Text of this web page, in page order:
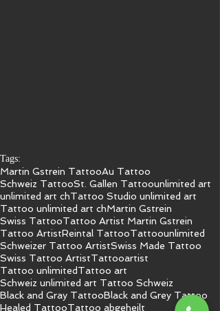
Tags:
Martin Gstrein TattooAu Tattoo
Schweiz TattooSt. Gallen Tattoounlimited art
unlimited art chTattoo Studio unlimited art
Tattoo unlimited art chMartin Gstrein
Swiss TattooTattoo Artist Martin Gstrein
Tattoo ArtistReintal TattooTattoounlimited
Schweizer Tattoo ArtistSwiss Made Tattoo
Swiss Tattoo ArtistTattooartist
Tattoo unlimitedTattoo art
Schweiz unlimited art Tattoo Schweiz
Black and Gray TattooBlack and Grey Tattoo
Healed TattooTattoo abgeheilt